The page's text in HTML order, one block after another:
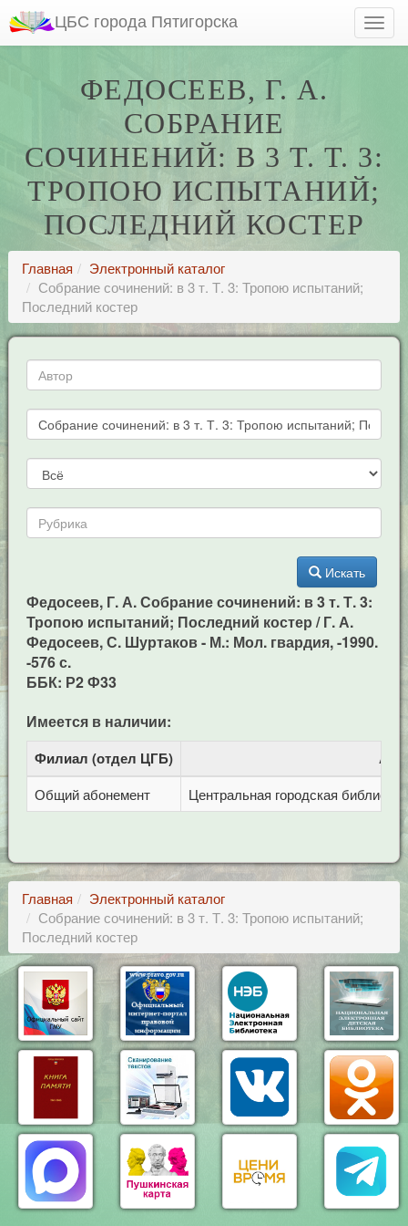
ЦБС города Пятигорска
ФЕДОСЕЕВ, Г. А.
СОБРАНИЕ
СОЧИНЕНИЙ: В 3 Т. Т. 3:
ТРОПОЮ ИСПЫТАНИЙ;
ПОСЛЕДНИЙ КОСТЕР
Главная
Электронный каталог
Собрание сочинений: в 3 т. Т. 3: Тропою испытаний;
Последний костер
Искать
Федосеев, Г. А. Собрание сочинений: в 3 т. Т. 3:
Тропою испытаний; Последний костер / Г. А.
Федосеев, С. Шуртаков - М.: Мол. гвардия, -1990.
-576 с.
ББК: Р2 Ф33
Имеется в наличии:
Филиал (отдел ЦГБ)
Общий абонемент Центральная городская
Главная
Электронный каталог
Собрание сочинений: в 3 т. Т. 3: Тропою испытаний;
Последний костер